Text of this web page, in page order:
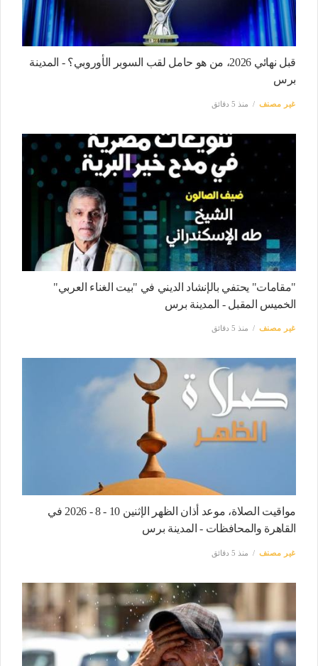
قبل نهائي 2026، من هو حامل لقب السوبر الأوروبي؟ - المدينة
برس
غير مصنف منذ 5 دقائق
"مقامات" يحتفي بالإنشاد الديني في "بيت الغناء العربي"
الخميس المقبل - المدينة برس
غير مصنف منذ 5 دقائق
مواقيت الصلاة، موعد أذان الظهر الإثنين 10 - 8 - 2026 في
القاهرة والمحافظات - المدينة برس
غير مصنف منذ 5 دقائق